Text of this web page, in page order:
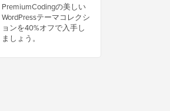
PremiumCodingの美しい
WordPressテーマコレクシ
ョンを40%オフで入手し
ましょう。